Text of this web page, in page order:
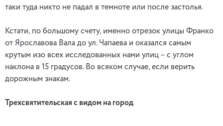
таки туда никто не падал в темноте или после застолья.
Кстати, по большому счету, именно отрезок улицы Франко
от Ярославова Вала до ул. Чапаева и оказался самым
крутым изо всех исследованных нами улиц – с углом
наклона в 15 градусов. Во всяком случае, если верить
дорожным знакам.
Трехсвятительская с видом на город